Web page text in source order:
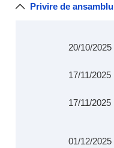
Privire de ansamblu
20/10/2025
17/11/2025
17/11/2025
01/12/2025